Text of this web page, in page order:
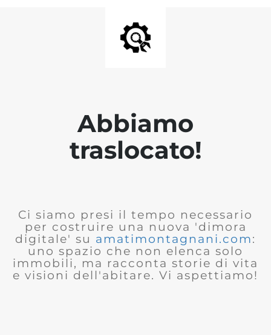
Abbiamo
traslocato!
Ci siamo presi il tempo necessario
per costruire una nuova 'dimora
digitale' su amatimontagnani.com:
uno spazio che non elenca solo
immobili, ma racconta storie di vita
e visioni dell'abitare. Vi aspettiamo!